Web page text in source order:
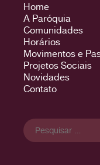
Home
A Paróquia
Comunidades
Horários
Movimentos e
Projetos Sociais
Novidades
Contato
Pesquisar
por: